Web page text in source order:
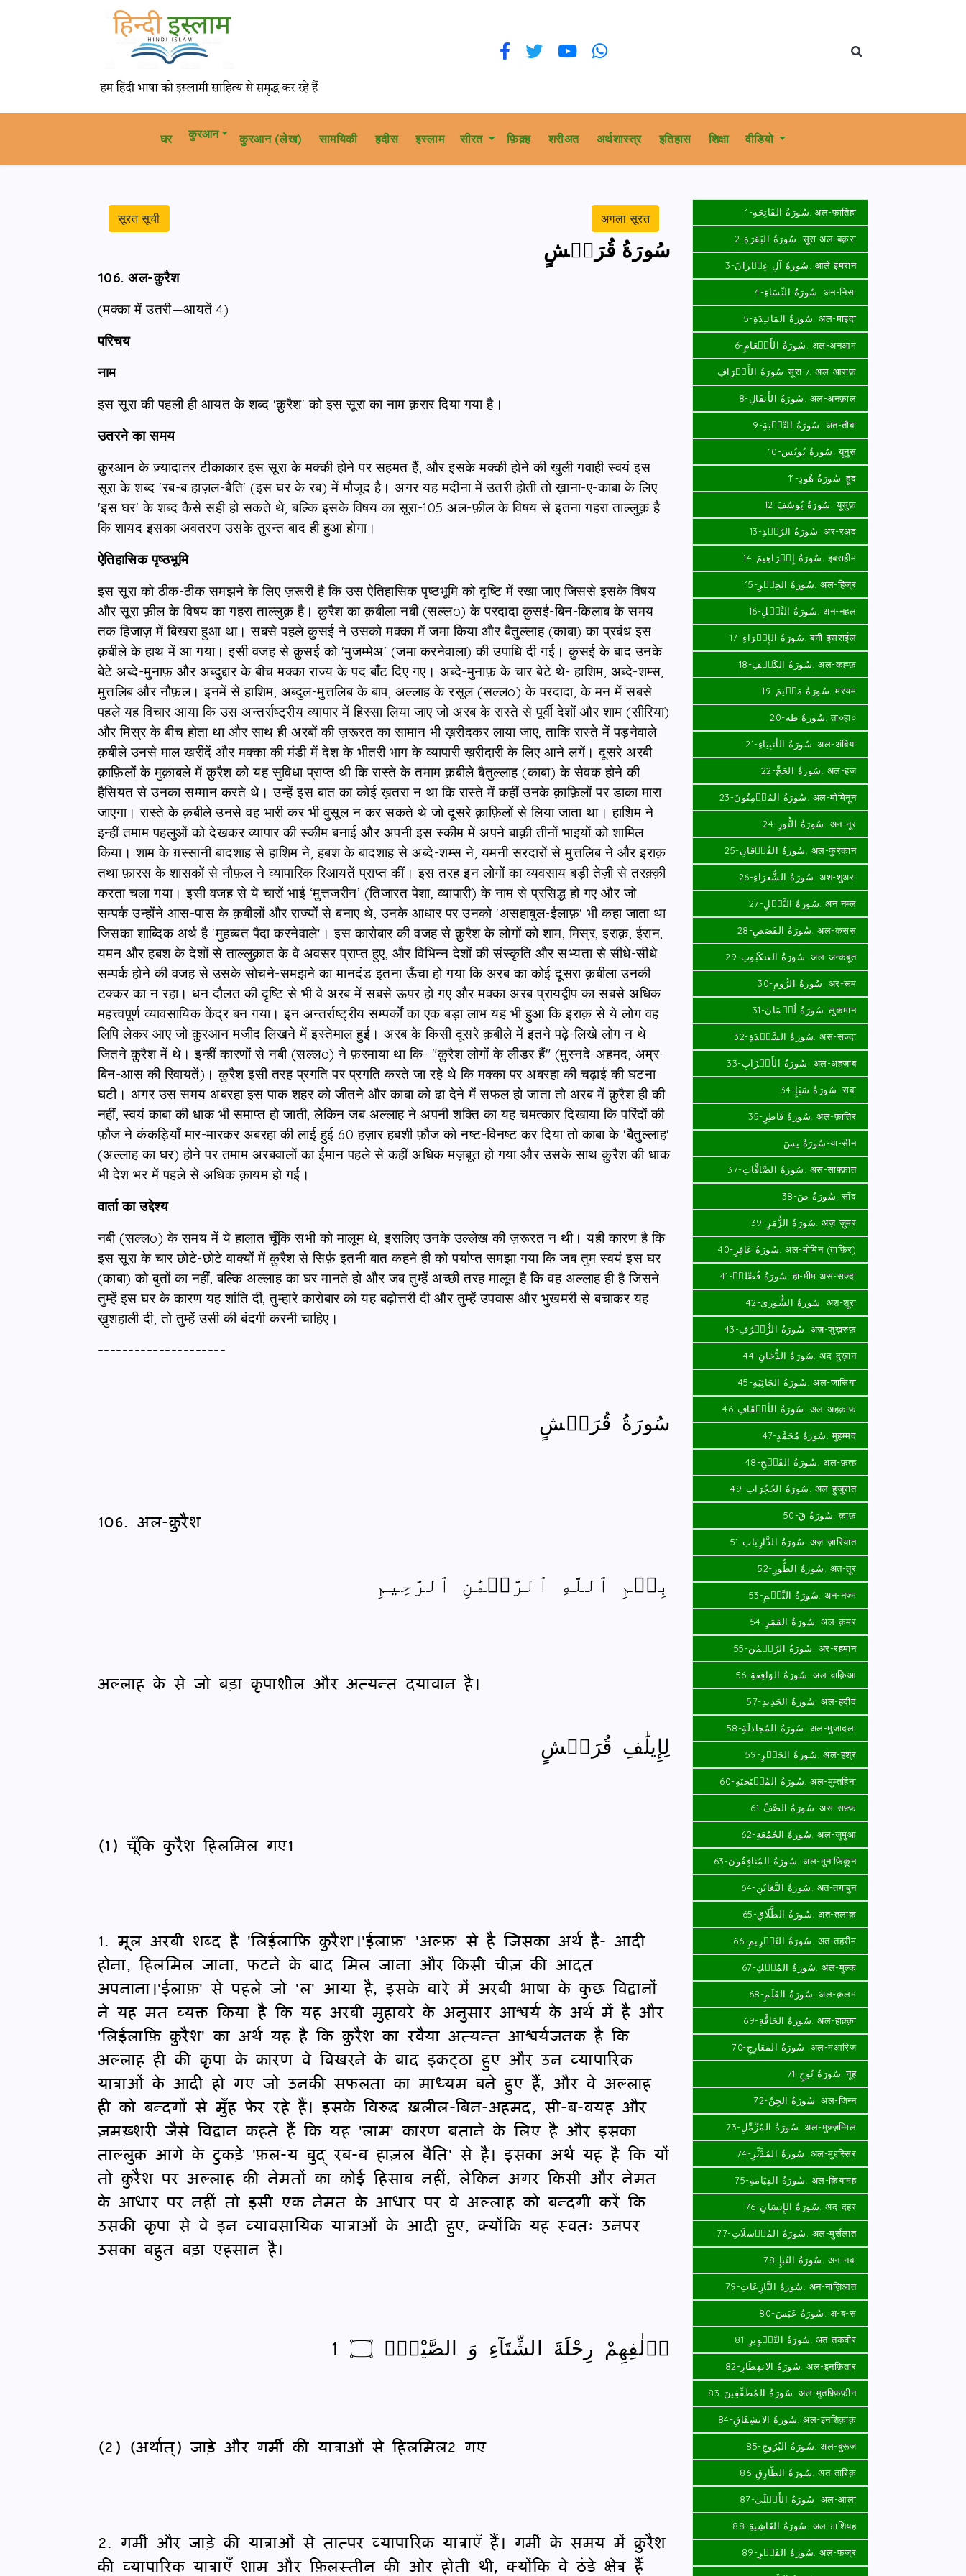
घर कुरआन कु़रआन (लेख) सामयिकी हदीस इस्लाम सीरत फ़िक़्ह शरीअत अर्थशास्त्र इतिहास शिक्षा वीडियो
सूरत सूची अगला सूरत
سُورَةُ قُرَيۡشٍ
106. अल-क़ुरैश
(मक्का में उतरी—आयतें 4)
परिचय
नाम
इस सूरा की पहली ही आयत के शब्द 'क़ुरैश' को इस सूरा का नाम क़रार दिया गया है।
उतरने का समय
क़ुरआन के ज़्यादातर टीकाकार इस सूरा के मक्की होने पर सहमत हैं, और इसके मक्की होने की खुली गवाही स्वयं इस
सूरा के शब्द 'रब-ब हाज़ल-बैति' (इस घर के रब) में मौजूद है। अगर यह मदीना में उतरी होती तो ख़ाना-ए-काबा के लिए
'इस घर' के शब्द कैसे सही हो सकते थे, बल्कि इसके विषय का सूरा-105 अल-फ़ील के विषय से इतना गहरा ताल्लुक़ है
कि शायद इसका अवतरण उसके तुरन्त बाद ही हुआ होगा।
ऐतिहासिक पृष्ठभूमि
इस सूरा को ठीक-ठीक समझने के लिए ज़रूरी है कि उस ऐतिहासिक पृष्ठभूमि को दृष्टि में रखा जाए जिससे इसके विषय
और सूरा फ़ील के विषय का गहरा ताल्लुक़ है। क़ुरैश का क़बीला नबी (सल्लo) के परदादा क़ुसई-बिन-किलाब के समय
तक हिजाज़ में बिखरा हुआ था। सबसे पहले क़ुसई ने उसको मक्का में जमा किया और बैतुल्लाह (काबा) का प्रबंध इस
क़बीले के हाथ में आ गया। इसी वजह से क़ुसई को 'मुजम्मेअ' (जमा करनेवाला) की उपाधि दी गई। क़ुसई के बाद उनके
बेटे अब्दे-मुनाफ़ और अब्दुद्दार के बीच मक्का राज्य के पद बाँट दिए गए। अब्दे-मुनाफ़ के चार बेटे थे- हाशिम, अब्दे-शम्स,
मुत्तलिब और नौफ़ल। इनमें से हाशिम, अब्दुल-मुत्तलिब के बाप, अल्लाह के रसूल (सल्लo) के परदादा, के मन में सबसे
पहले यह विचार आया कि उस अन्तर्राष्ट्रीय व्यापार में हिस्सा लिया जाए जो अरब के रास्ते से पूर्वी देशों और शाम (सीरिया)
और मिस्र के बीच होता था और साथ ही अरबों की ज़रूरत का सामान भी ख़रीदकर लाया जाए, ताकि रास्ते में पड़नेवाले
क़बीले उनसे माल खरीदें और मक्का की मंडी में देश के भीतरी भाग के व्यापारी ख़रीदारी के लिए आने लगें। दूसरे अरबी
क़ाफ़िलों के मुक़ाबले में क़ुरैश को यह सुविधा प्राप्त थी कि रास्ते के तमाम क़बीले बैतुल्लाह (काबा) के सेवक होने की
हैसियत से उनका सम्मान करते थे। उन्हें इस बात का कोई ख़तरा न था कि रास्ते में कहीं उनके क़ाफ़िलों पर डाका मारा
जाएगा। रास्ते के क़बीले उनसे वह भारी कर भी वुसूल न कर सकते थे जो दूसरे क़ाफ़िलों से लिया जाता था। हाशिम ने
इन्हीं तमाम पहलुओं को देखकर व्यापार की स्कीम बनाई और अपनी इस स्कीम में अपने बाक़ी तीनों भाइयों को शामिल
किया। शाम के ग़स्सानी बादशाह से हाशिम ने, हबश के बादशाह से अब्दे-शम्स ने, यमनी सरदारों से मुत्तलिब ने और इराक़
तथा फ़ारस के शासकों से नौफ़ल ने व्यापारिक रिआयतें प्राप्त कीं। इस तरह इन लोगों का व्यवसाय बड़ी तेज़ी से तरक़्क़ी
करता चला गया। इसी वजह से ये चारों भाई ‘मुत्तजरीन’ (तिजारत पेशा, व्यापारी) के नाम से प्रसिद्ध हो गए और जो
सम्पर्क उन्होंने आस-पास के क़बीलों और राज्यों से बनाए थे, उनके आधार पर उनको 'असहाबुल-ईलाफ़' भी कहा जाता था
जिसका शाब्दिक अर्थ है 'मुहब्बत पैदा करनेवाले'। इस कारोबार की वजह से क़ुरैश के लोगों को शाम, मिस्र, इराक़, ईरान,
यमन और हबश के देशों से ताल्लुक़ात के वे अवसर प्राप्त हुए, और विभिन्न देशों की संस्कृति और सभ्यता से सीधे-सीधे
सम्पर्क होने की वजह से उसके सोचने-समझने का मानदंड इतना ऊँचा हो गया कि अरब का कोई दूसरा क़बीला उनकी
टक्कर का न रहा। धन दौलत की दृष्टि से भी वे अरब में सबसे ऊपर हो गए और मक्का अरब प्रायद्वीप का सबसे अधिक
महत्त्वपूर्ण व्यावसायिक केंद्र बन गया। इन अन्तर्राष्ट्रीय सम्पर्कों का एक बड़ा लाभ यह भी हुआ कि इराक़ से ये लोग वह
लिपि लेकर आए जो क़ुरआन मजीद लिखने में इस्तेमाल हुई। अरब के किसी दूसरे क़बीले में इतने पढ़े-लिखे लोग न थे
जितने क़ुरैश में थे। इन्हीं कारणों से नबी (सल्लo) ने फ़रमाया था कि- "क़ुरैश लोगों के लीडर हैं" (मुस्नदे-अहमद, अम्र-
बिन-आस की रिवायतें)। क़ुरैश इसी तरह प्रगति पर प्रगति करते जा रहे थे कि मक्का पर अबरहा की चढ़ाई की घटना
घटी। अगर उस समय अबरहा इस पाक शहर को जीतने और काबा को ढा देने में सफल हो जाता तो अरब में क़ुरैश ही की
नहीं, स्वयं काबा की धाक भी समाप्त हो जाती, लेकिन जब अल्लाह ने अपनी शक्ति का यह चमत्कार दिखाया कि परिंदों की
फ़ौज ने कंकड़ियाँ मार-मारकर अबरहा की लाई हुई 60 हज़ार हबशी फ़ौज को नष्ट-विनष्ट कर दिया तो काबा के 'बैतुल्लाह'
(अल्लाह का घर) होने पर तमाम अरबवालों का ईमान पहले से कहीं अधिक मज़बूत हो गया और उसके साथ क़ुरैश की धाक
भी देश भर में पहले से अधिक क़ायम हो गई।
वार्ता का उद्देश्य
नबी (सल्लo) के समय में ये हालात चूँकि सभी को मालूम थे, इसलिए उनके उल्लेख की ज़रूरत न थी। यही कारण है कि
इस सूरा के चार छोटे-छोटे वाक्यों में क़ुरैश से सिर्फ़ इतनी बात कहने ही को पर्याप्त समझा गया कि जब तुम स्वयं इस घर
(काबा) को बुतों का नहीं, बल्कि अल्लाह का घर मानते हो और जब तुम्हें अच्छी तरह मालूम है कि वह अल्लाह ही है जिसने
तुम्हें इस घर के कारण यह शांति दी, तुम्हारे कारोबार को यह बढ़ोत्तरी दी और तुम्हें उपवास और भुखमरी से बचाकर यह
ख़ुशहाली दी, तो तुम्हें उसी की बंदगी करनी चाहिए।
---------------------
سُورَةُ قُرَيۡشٍ
106. अल-क़ुरैश
بِسۡمِ ٱللَّهِ ٱلرَّحۡمَٰنِ ٱلرَّحِيمِ
अल्लाह के से जो बड़ा कृपाशील और अत्यन्त दयावान है।
لِإِيلَٰفِ قُرَيۡشٍ
(1) चूँकि कुरैश हिलमिल गए1
1. मूल अरबी शब्द है 'लिईलाफ़ि क़ुरैश'।'ईलाफ़' 'अल्फ़' से है जिसका अर्थ है- आदी
होना, हिलमिल जाना, फटने के बाद मिल जाना और किसी चीज़ की आदत
अपनाना।'ईलाफ़' से पहले जो 'ल' आया है, इसके बारे में अरबी भाषा के कुछ विद्वानों
ने यह मत व्यक्त किया है कि यह अरबी मुहावरे के अनुसार आश्चर्य के अर्थ में है और
'लिईलाफ़ि क़ुरैश' का अर्थ यह है कि क़ुरैश का रवैया अत्यन्त आश्चर्यजनक है कि
अल्लाह ही की कृपा के कारण वे बिखरने के बाद इकट्ठा हुए और उन व्यापारिक
यात्राओं के आदी हो गए जो उनकी सफलता का माध्यम बने हुए हैं, और वे अल्लाह
ही को बन्दगों से मुँह फेर रहे हैं। इसके विरुद्ध ख़लील-बिन-अहमद, सी-ब-वयह और
ज़मख़्शरी जैसे विद्वान कहते हैं कि यह 'लाम' कारण बताने के लिए है और इसका
ताल्लुक़ आगे के टुकड़े 'फ़ल-य बुद् रब-ब हाज़ल बैति' से है। इसका अर्थ यह है कि यों
तो क़ुरैश पर अल्लाह की नेमतों का कोई हिसाब नहीं, लेकिन अगर किसी और नेमत
के आधार पर नहीं तो इसी एक नेमत के आधार पर वे अल्लाह को बन्दगी करें कि
उसकी कृपा से वे इन व्यावसायिक यात्राओं के आदी हुए, क्योंकि यह स्वतः उनपर
उसका बहुत बड़ा एहसान है।
اٖلٰفِهِمْ رِحْلَةَ الشِّتَآءِ وَ الصَّیْفِۚ ۝ 1
(2) (अर्थात्) जाड़े और गर्मी की यात्राओं से हिलमिल2 गए
2. गर्मी और जाड़े की यात्राओं से तात्पर व्यापारिक यात्राएँ हैं। गर्मी के समय में क़ुरैश
की व्यापारिक यात्राएँ शाम और फ़िलस्तीन की ओर होती थी, क्योंकि वे ठंडे क्षेत्र हैं
سُورَةُ الفَاتِحَةِ-1. अल-फ़ातिहा
سُورَةُ البَقَرَةِ-2. सूरा अल-बक़रा
سُورَةُ آلِ عِمۡرَانَ-3. आले इमरान
سُورَةُ النِّسَاءِ-4. अन-निसा
سُورَةُ المَائـِدَةِ-5. अल-माइदा
سُورَةُ الأَنۡعَامِ-6. अल-अनआम
سُورَةُ الأَعۡرَافِ-सूरा 7. अल-आराफ़
سُورَةُ الأَنفَالِ-8. अल-अनफ़ाल
سُورَةُ التَّوۡبَةِ-9. अत-तौबा
سُورَةُ يُونُسَ-10. यूनुस
سُورَةُ هُودٍ-11. हूद
سُورَةُ يُوسُفَ-12. यूसुफ़
سُورَةُ الرَّعۡدِ-13. अर-रअ़द
سُورَةُ إِبۡرَاهِيمَ-14. इबराहीम
سُورَةُ الحِجۡرِ-15. अल-हिज्र
سُورَةُ النَّحۡلِ-16. अन-नहल
سُورَةُ الإِسۡرَاءِ-17. बनी-इसराईल
سُورَةُ الكَهۡفِ-18. अल-कह्फ़
سُورَةُ مَرۡيَمَ-19. मरयम
سُورَةُ طه-20. ता०हा०
سُورَةُ الأَنبِيَاءِ-21. अल-अंबिया
سُورَةُ الحَجِّ-22. अल-हज
سُورَةُ المُؤۡمِنُونَ-23. अल-मोमिनून
سُورَةُ النُّورِ-24. अन-नूर
سُورَةُ الفُرۡقَانِ-25. अल-फुरकान
سُورَةُ الشُّعَرَاءِ-26. अश-शुअरा
سُورَةُ النَّمۡلِ-27. अन नम्ल
سُورَةُ القَصَصِ-28. अल-क़सस
سُورَةُ العَنكَبُوتِ-29. अल-अन्कबूत
سُورَةُ الرُّومِ-30. अर-रूम
سُورَةُ لُقۡمَانَ-31. लुकमान
سُورَةُ السَّجۡدَةِ-32. अस-सज्दा
سُورَةُ الأَحۡزَابِ-33. अल-अहजाब
سُورَةُ سَبَإٍ-34. सबा
سُورَةُ فَاطِرٍ-35. अल-फ़ातिर
سُورَةُ يسٓ-या-सीन
سُورَةُ الصَّافَّاتِ-37. अस-साफ़्फ़ात
سُورَةُ صٓ-38. सॉद
سُورَةُ الزُّمَرِ-39. अज़-ज़ुमर
سُورَةُ غَافِرٍ-40. अल-मोमिन (ग़ाफ़िर)
سُورَةُ فُصِّلَتۡ-41. हा-मीम अस-सज्‍दा
سُورَةُ الشُّورَىٰ-42. अश-शूरा
سُورَةُ الزُّخۡرُفِ-43. अज़-ज़ुख़रुफ़
سُورَةُ الدُّخَانِ-44. अद-दुख़ान
سُورَةُ الجَاثِيَةِ-45. अल-जासिया
سُورَةُ الأَحۡقَافِ-46. अल-अहक़ाफ़
سُورَةُ مُحَمَّدٍ-47. मुहम्मद
سُورَةُ الفَتۡحِ-48. अल-फ़त्ह
سُورَةُ الحُجُرَاتِ-49. अल-हुजुरात
سُورَةُ قٓ-50. क़ाफ़
سُورَةُ الذَّارِيَاتِ-51. अज़-ज़ारियात
سُورَةُ الطُّورِ-52. अत-तूर
سُورَةُ النَّجۡمِ-53. अन-नज्म
سُورَةُ القَمَرِ-54. अल-क़मर
سُورَةُ الرَّحۡمَٰن-55. अर-रहमान
سُورَةُ الوَاقِعَةِ-56. अल-वाक़िआ
سُورَةُ الحَدِيدِ-57. अल-हदीद
سُورَةُ المُجَادلَةِ-58. अल-मुजादला
سُورَةُ الحَشۡرِ-59. अल-हश्र
سُورَةُ المُمۡتَحنَةِ-60. अल-मुम्तहिना
سُورَةُ الصَّفِّ-61. अस-सफ़्फ़
سُورَةُ الجُمُعَةِ-62. अल-जुमुआ
سُورَةُ المُنَافِقُونَ-63. अल-मुनाफ़िक़ून
سُورَةُ التَّغَابُنِ-64. अत-तग़ाबुन
سُورَةُ الطَّلَاقِ-65. अत-तलाक़
سُورَةُ التَّحۡرِيمِ-66. अत-तहरीम
سُورَةُ المُلۡكِ-67. अल-मुल्क
سُورَةُ القَلَمِ-68. अल-क़लम
سُورَةُ الحَاقَّةِ-69. अल-हाक़्क़ा
سُورَةُ المَعَارِجِ-70. अल-मआरिज
سُورَةُ نُوحٍ-71. नूह
سُورَةُ الجِنِّ-72. अल-जिन्न
سُورَةُ المُزَّمِّلِ-73. अल-मुज़्ज़म्मिल
سُورَةُ المُدَّثِّرِ-74. अल-मुद्दस्सिर
سُورَةُ القِيَامَةِ-75. अल-क़ियामह
سُورَةُ الإِنسَانِ-76. अद-दहर
سُورَةُ المُرۡسَلَاتِ-77. अल-मुर्सलात
سُورَةُ النَّبَإِ-78. अन-नबा
سُورَةُ النَّازِعَاتِ-79. अन-नाज़िआत
سُورَةُ عَبَسَ-80. अ़-ब-स
سُورَةُ التَّكۡوِيرِ-81. अत-तकवीर
سُورَةُ الانفِطَارِ-82. अल-इनफ़ितार
سُورَةُ المُطَفِّفِينَ-83. अल-मुतफ़्फ़‍िफ़ीन
سُورَةُ الانشِقَاقِ-84. अल-इनशिक़ाक़
سُورَةُ البُرُوجِ-85. अल-बुरूज
سُورَةُ الطَّارِقِ-86. अत-तारिक़
سُورَةُ الأَعۡلَىٰ-87. अल-आला
سُورَةُ الغَاشِيَةِ-88. अल-ग़ाशियह
سُورَةُ الفَجۡرِ-89. अल-फ़ज्र